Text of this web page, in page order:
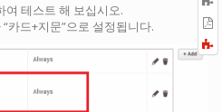
여 테스트 해 보십시오.
카드+지문”으로 설정됩니다.